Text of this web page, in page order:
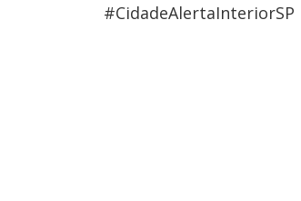
#CidadeAlertaInteriorSP